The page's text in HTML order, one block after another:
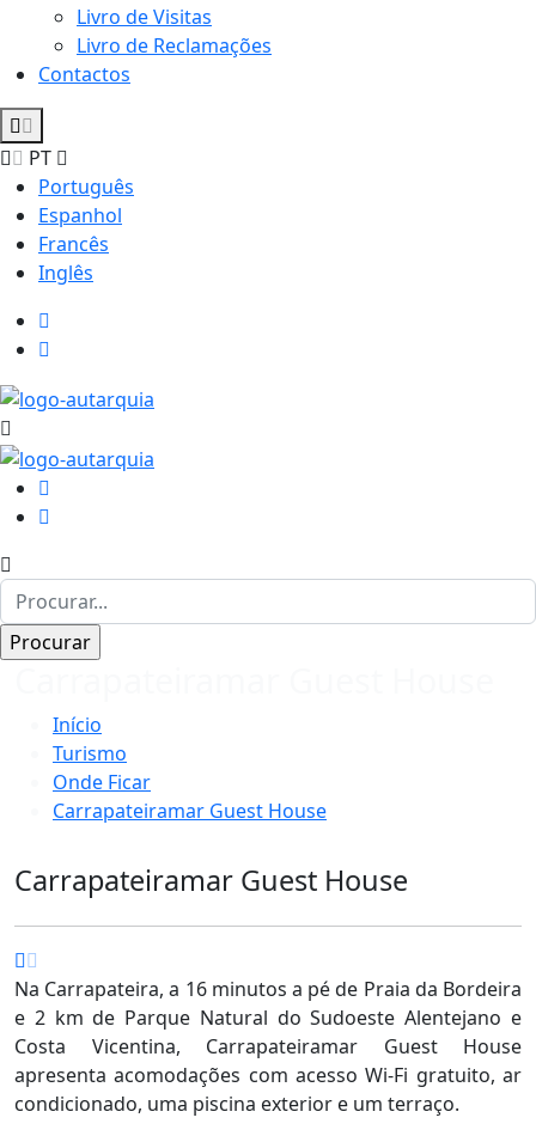
Livro de Visitas
Livro de Reclamações
Contactos
PT
Português
Espanhol
Francês
Inglês
Início
Turismo
Onde Ficar
Carrapateiramar Guest House
Carrapateiramar Guest House
Na Carrapateira, a 16 minutos a pé de Praia da Bordeira
e 2 km de Parque Natural do Sudoeste Alentejano e
Costa Vicentina, Carrapateiramar Guest House
apresenta acomodações com acesso Wi-Fi gratuito, ar
condicionado, uma piscina exterior e um terraço.